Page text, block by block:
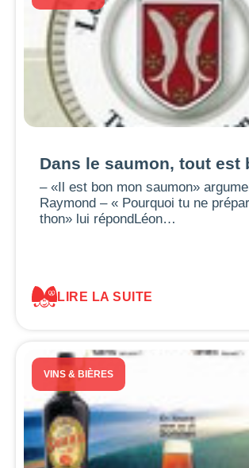
Dans le saumon, tout est
– «Il est bon mon saumon»
Raymond – « Pourquoi tu ne
thon» lui répondLéon…
LIRE LA SUITE
VINS & BIÈRES